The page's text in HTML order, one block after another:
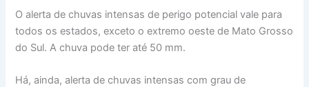
O alerta de chuvas intensas de perigo potencial vale para
todos os estados, exceto o extremo oeste de Mato Grosso
do Sul. A chuva pode ter até 50 mm.
Há, ainda, alerta de chuvas intensas com grau de